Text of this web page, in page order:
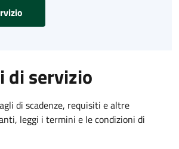
di servizio
di scadenze, requisiti e altre
leggi i termini e le condizioni di